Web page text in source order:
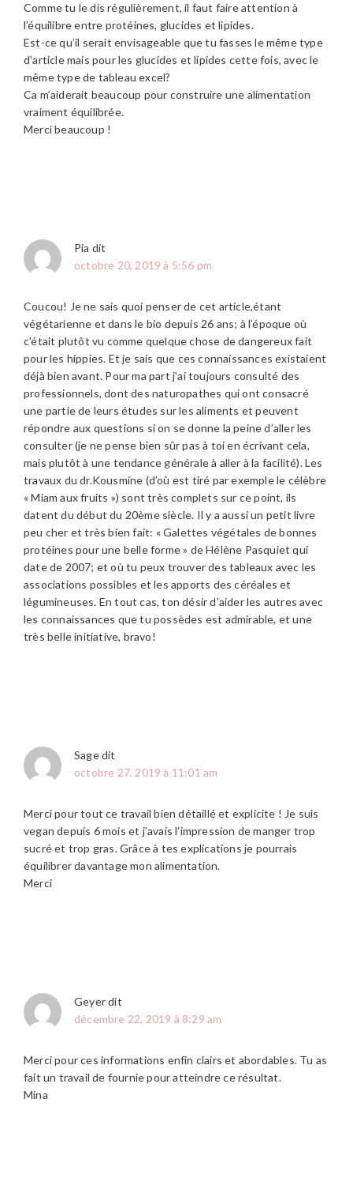
Comme tu le dis régulièrement, il faut faire attention à
l’équilibre entre protéines, glucides et lipides.
Est-ce qu’il serait envisageable que tu fasses le même type
d’article mais pour les glucides et lipides cette fois, avec le
même type de tableau excel?
Ca m’aiderait beaucoup pour construire une alimentation
vraiment équilibrée.
Merci beaucoup !
Pia dit
octobre 20, 2019 à 5:56 pm
Coucou! Je ne sais quoi penser de cet article,étant
végétarienne et dans le bio depuis 26 ans; à l’époque où
c’était plutôt vu comme quelque chose de dangereux fait
pour les hippies. Et je sais que ces connaissances existaient
déjà bien avant. Pour ma part j’ai toujours consulté des
professionnels, dont des naturopathes qui ont consacré
une partie de leurs études sur les aliments et peuvent
répondre aux questions si on se donne la peine d’aller les
consulter (je ne pense bien sûr pas à toi en écrivant cela,
mais plutôt à une tendance générale à aller à la facilité). Les
travaux du dr.Kousmine (d’où est tiré par exemple le célèbre
« Miam aux fruits ») sont très complets sur ce point, ils
datent du début du 20ème siècle. Il y a aussi un petit livre
peu cher et très bien fait: « Galettes végétales de bonnes
protéines pour une belle forme » de Hélène Pasquiet qui
date de 2007; et où tu peux trouver des tableaux avec les
associations possibles et les apports des céréales et
légumineuses. En tout cas, ton désir d’aider les autres avec
les connaissances que tu possèdes est admirable, et une
très belle initiative, bravo!
Sagedit
octobre 27, 2019 à 11:01 am
Merci pour tout ce travail bien détaillé et explicite ! Je suis
vegan depuis 6 mois et j’avais l’impression de manger trop
sucré et trop gras. Grâce à tes explications je pourrais
équilibrer davantage mon alimentation.
Merci
Geyerdit
décembre 22, 2019 à 8:29 am
Merci pour ces informations enfin clairs et abordables. Tu as
fait un travail de fournie pour atteindre ce résultat.
Mina